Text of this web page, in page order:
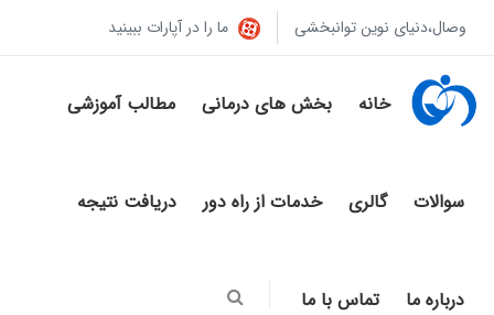
وصال،دنیای نوین توانبخشی ما را در آپارات ببینید
خانه بخش های درمانی مطالب آموزشی
سوالات گالری خدمات از راه دور دریافت نتیجه
درباره ما تماس با ما